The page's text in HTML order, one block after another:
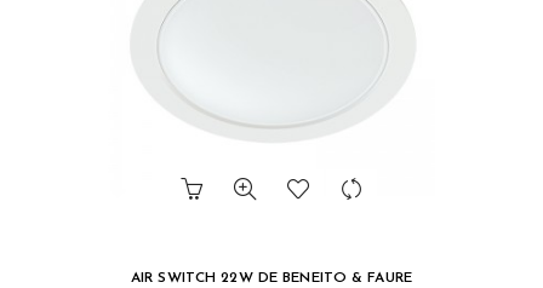
AIR SWITCH 22W DE BENEITO & FAURE